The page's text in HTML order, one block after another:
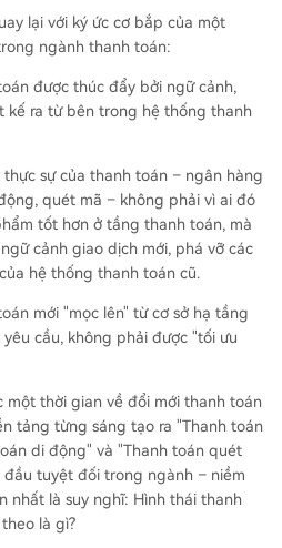
lại với ký ức cơ bắp của một
ngành thanh toán:
được thúc đẩy bởi ngữ cảnh,
kế ra từ bên trong hệ thống thanh
thực sự của thanh toán – ngân hàng
quét mã – không phải vì ai đó
tốt hơn ở tầng thanh toán, mà
cảnh giao dịch mới, phá vỡ các
hệ thống thanh toán cũ.
mới "mọc lên" từ cơ sở hạ tầng
cầu, không phải được "tối ưu
một thời gian về đổi mới thanh toán
tảng từng sáng tạo ra "Thanh toán
di động" và "Thanh toán quét
đầu tuyệt đối trong ngành – niềm
nhất là suy nghĩ: Hình thái thanh
là gì?